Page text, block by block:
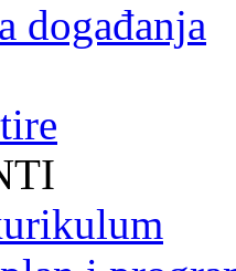
događanja